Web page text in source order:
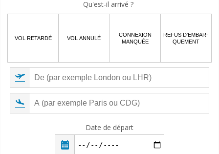
Qu'est-il arrivé ?
VOL RETARDÉ VOL ANNULÉ
CONNEXION
MANQUÉE
REFUS D'EMBAR-
QUEMENT
Date de départ